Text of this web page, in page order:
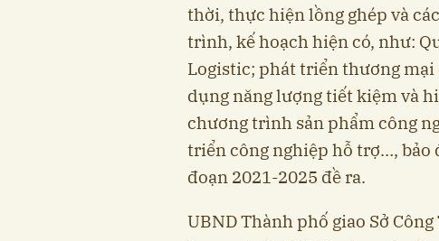
thời, thực hiện lồng ghép và
trình, kế hoạch hiện có, như:
Logistic; phát triển thương
dụng năng lượng tiết kiệm và
chương trình sản phẩm công
triển công nghiệp hỗ trợ…, bảo
đoạn 2021-2025 đề ra.
UBND Thành phố giao Sở